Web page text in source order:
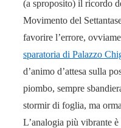
(a sproposito) il ricordo
Movimento del
favorire l’errore,
sparatoria di Palazzo
d’animo d’attesa sulla
piombo, sempre
stormir di foglia, ma
L’analogia più vibrante